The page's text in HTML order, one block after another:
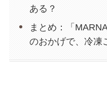
ある？
まとめ：「
のおかげで、冷凍